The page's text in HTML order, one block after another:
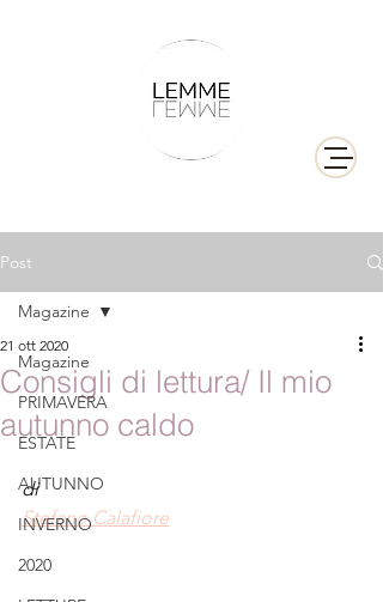
Post
Magazine
PRIMAVERA
ESTATE
AUTUNNO
INVERNO
2020
Magazine
Consigli di lettura/ Il mio
autunno caldo
21 ott 2020
di
Stefano Calafiore